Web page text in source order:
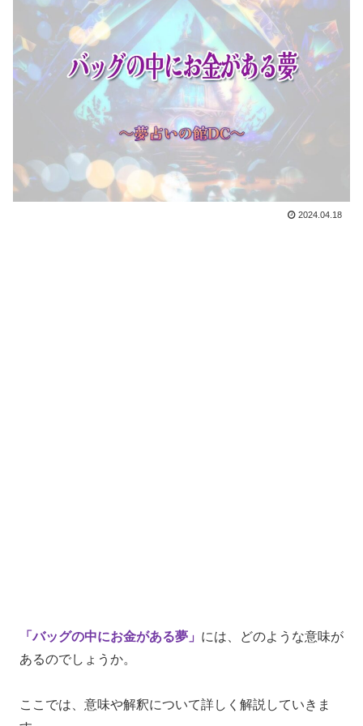
2024.04.18
「バッグの中にお金がある夢」 には、どのような意味が
あるのでしょうか。
ここでは、意味や解釈について詳しく解説していきま